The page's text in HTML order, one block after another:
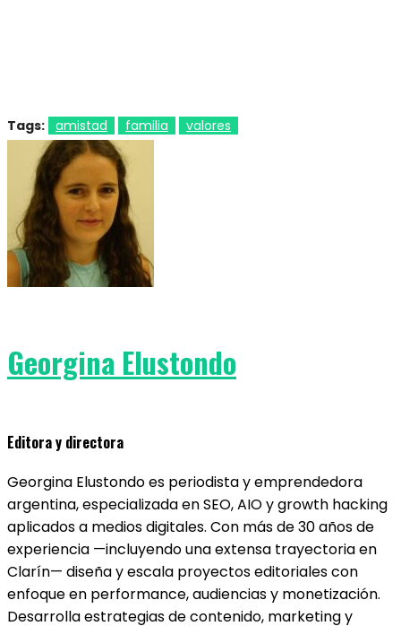
Tags: amistad familia valores
Georgina Elustondo
Editora y directora
Georgina Elustondo es periodista y emprendedora
argentina, especializada en SEO, AIO y growth hacking
aplicados a medios digitales. Con más de 30 años de
experiencia —incluyendo una extensa trayectoria en
Clarín— diseña y escala proyectos editoriales con
enfoque en performance, audiencias y monetización.
Desarrolla estrategias de contenido, marketing y